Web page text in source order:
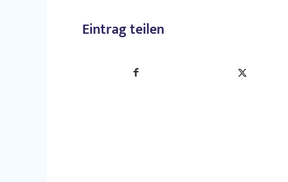
Eintrag teilen